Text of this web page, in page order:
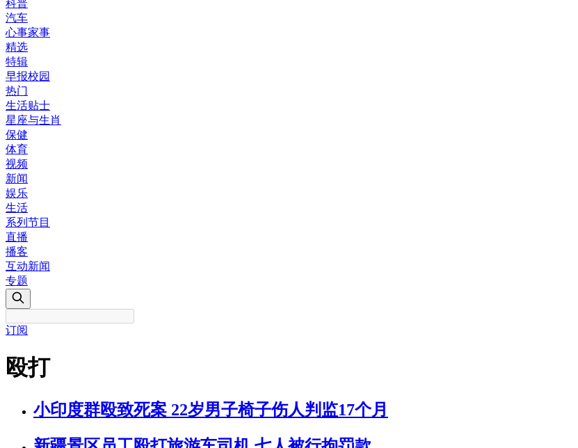
科普
汽车
心事家事
精选
特辑
早报校园
热门
生活贴士
星座与生肖
保健
体育
视频
新闻
娱乐
生活
系列节目
直播
播客
互动新闻
专题
订阅
殴打
小印度群殴致死案 22岁男子椅子伤人判监17个月